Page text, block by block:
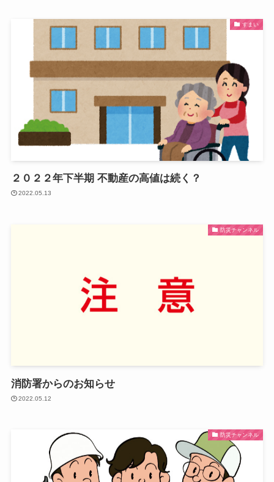
すまい
２０２２年下半期 不動産の高値は続く？
2022.05.13
防災チャンネル
消防署からのお知らせ
2022.05.12
防災チャンネル